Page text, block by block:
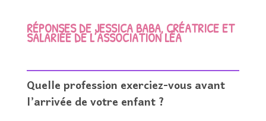
RÉPONSES DE JESSICA BABA, CRÉATRICE ET
SALARIÉE DE L’ASSOCIATION LÉA
Quelle profession exerciez-vous avant
l’arrivée de votre enfant ?